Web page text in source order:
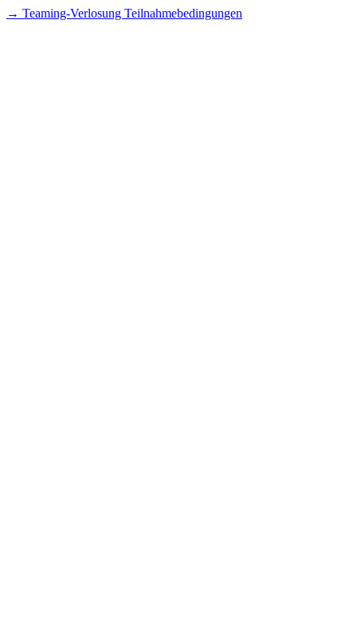
→ Teaming-Verlosung Teilnahmebedingungen